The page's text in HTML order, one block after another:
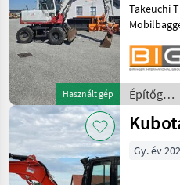
Használt gép
Takeuchi
Mit
Papieren
/
Takeuchi
Gy. év